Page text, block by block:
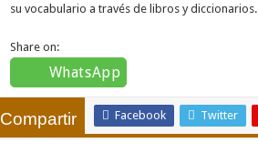
su vocabulario a través de libros y diccionarios.
Share on:
WhatsApp
Compartir Facebook Twitter